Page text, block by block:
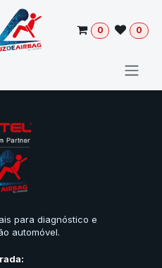
0 0
para diagnóstico e
automóvel.